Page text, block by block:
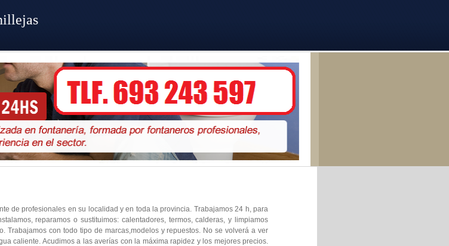
de profesionales en su localidad y en toda la provincia. Trabajamos 24 h, para
reparamos o sustituimos: calentadores, termos, calderas, y limpiamos
Trabajamos con todo tipo de marcas,modelos y repuestos. No se volverá a ver
caliente. Acudimos a las averías con la máxima rapidez y los mejores precios.